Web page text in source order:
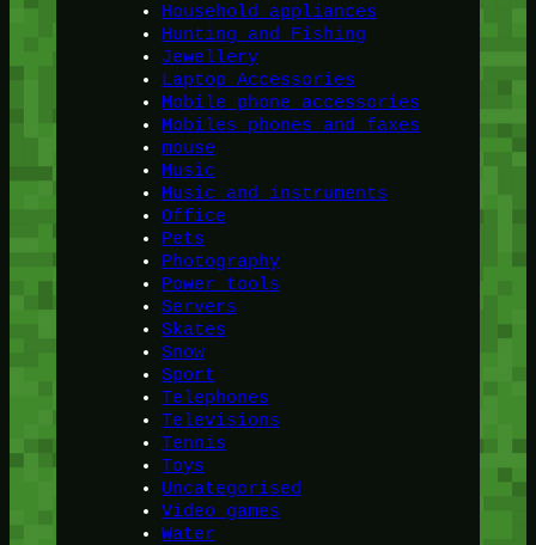
Household appliances
Hunting and Fishing
Jewellery
Laptop Accessories
Mobile phone accessories
Mobiles phones and faxes
mouse
Music
Music and instruments
Office
Pets
Photography
Power tools
Servers
Skates
Snow
Sport
Telephones
Televisions
Tennis
Toys
Uncategorised
Video games
Water